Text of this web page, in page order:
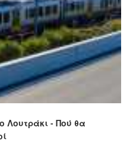
Λουτράκι - Πού θα